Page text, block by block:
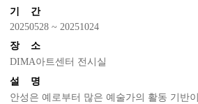
기 간
20250528 ~ 20251024
장 소
DIMA아트센터 전시실
설 명
안성은 예로부터 많은 예술가의 활동 기반